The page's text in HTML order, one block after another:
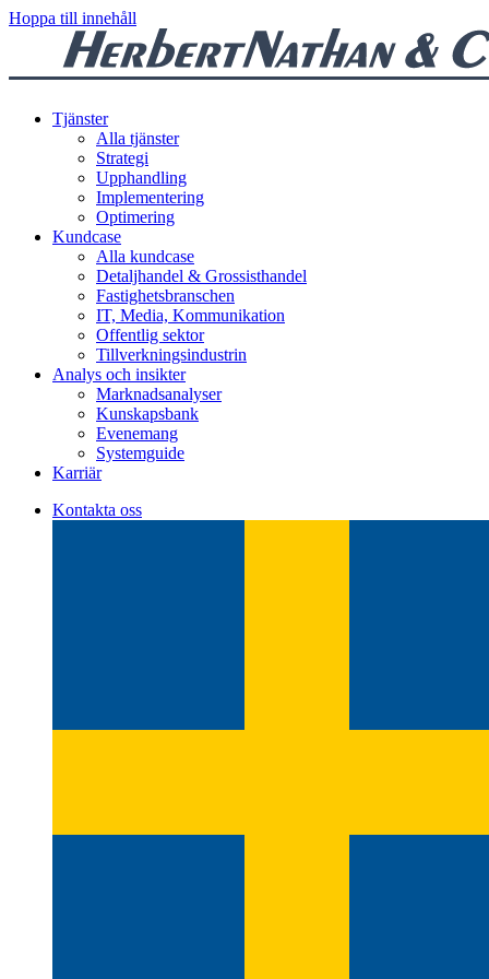
Hoppa till innehåll
Tjänster
Alla tjänster
Strategi
Upphandling
Implementering
Optimering
Kundcase
Alla kundcase
Detaljhandel & Grossisthandel
Fastighetsbranschen
IT, Media, Kommunikation
Offentlig sektor
Tillverkningsindustrin
Analys och insikter
Marknadsanalyser
Kunskapsbank
Evenemang
Systemguide
Karriär
Kontakta oss